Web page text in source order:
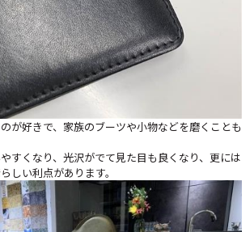
が好きで、家族のブーツや小物などを磨くことも
すくなり、光沢がでて見た目も良くなり、更には
しい利点があります。